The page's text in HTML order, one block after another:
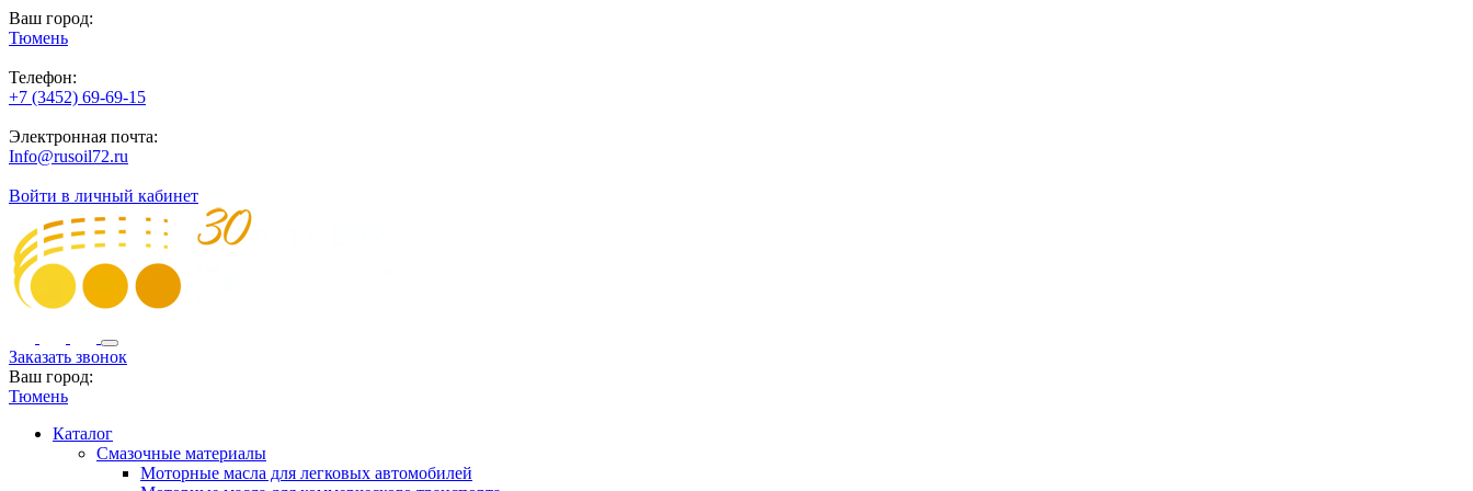
Ваш город:
Тюмень
Телефон:
+7 (3452) 69-69-15
Электронная почта:
Info@rusoil72.ru
Войти в личный кабинет
Заказать звонок
Ваш город:
Тюмень
Каталог
Смазочные материалы
Моторные масла для легковых автомобилей